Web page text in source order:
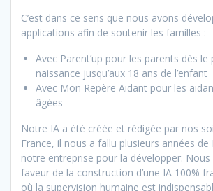
C’est dans ce sens que nous avons
applications afin de soutenir les familles :
Avec Parent’up pour les parents dès le
naissance jusqu’aux 18 ans de l’enfant
Avec Mon Repère Aidant pour les
âgées
Notre IA a été créée et rédigée par nos
France, il nous a fallu plusieurs années de
notre entreprise pour la développer.
faveur de la construction d’une IA 100%
où la supervision humaine est